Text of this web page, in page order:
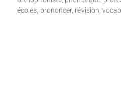
écoles, prononcer, révision,